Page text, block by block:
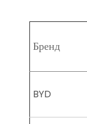
Бренд
BYD